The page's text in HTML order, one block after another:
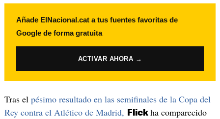
Añade ElNacional.cat a tus fuentes favoritas de
Google de forma gratuita
ACTIVAR AHORA →
Tras el pésimo resultado en las semifinales de la Copa del
Rey contra el Atlético de Madrid,
Flick ha comparecido